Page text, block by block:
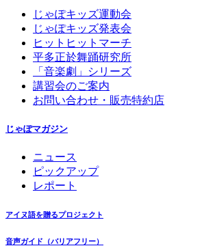
じゃぽキッズ運動会
じゃぽキッズ発表会
ヒットヒットマーチ
平多正於舞踊研究所
「音楽劇」シリーズ
講習会のご案内
お問い合わせ・販売特約店
じゃぽマガジン
ニュース
ピックアップ
レポート
アイヌ語を贈るプロジェクト
音声ガイド（バリアフリー）